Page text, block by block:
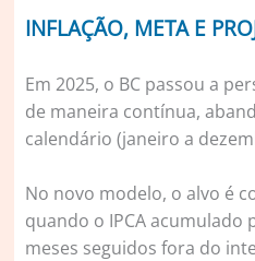
INFLAÇÃO, META E
Em 2025, o BC passou a
de maneira contínua,
calendário (janeiro a
No novo modelo, o alvo é
quando o IPCA acumulado
meses seguidos fora do